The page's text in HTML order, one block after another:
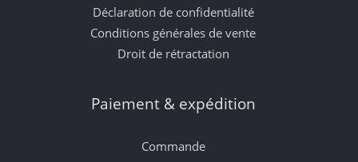
Déclaration de confidentialité
Conditions générales de vente
Droit de rétractation
Paiement & expédition
Commande